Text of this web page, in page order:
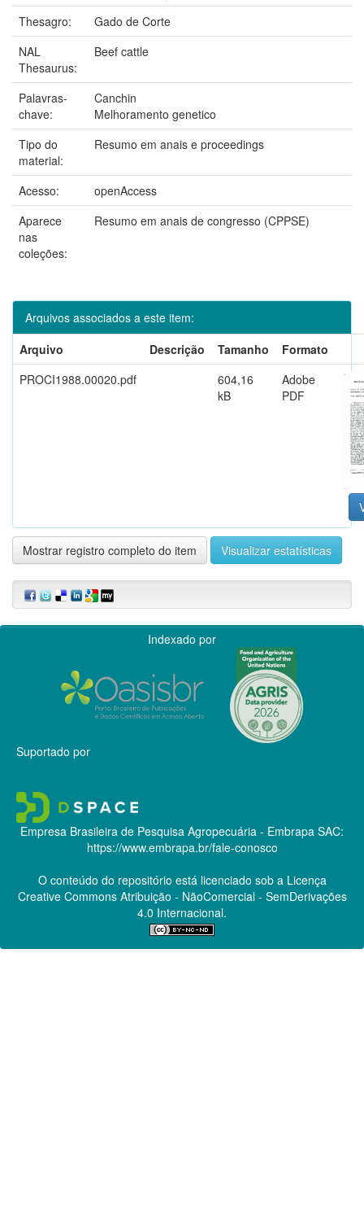
Thesagro:
Gado de Corte
NAL
Thesaurus:
Beef cattle
Palavras-
chave:
Canchin
Melhoramento genetico
Tipo do
material:
Resumo em anais e proceedings
Acesso:
openAccess
Aparece
nas
coleções:
Resumo em anais de congresso (CPPSE)
Arquivos associados a este item:
Arquivo
Descrição Tamanho
Formato
PROCI1988.00020.pdf
604,16
kB
Adobe
PDF
Mostrar registro completo do item Visualizar estatísticas
Indexado por
Suportado por
Empresa Brasileira de Pesquisa Agropecuária - Embrapa SAC:
https://www.embrapa.br/fale-conosco
O conteúdo do repositório está licenciado sob a Licença
Creative CommonsAtribuição - NãoComercial - SemDerivações
4.0 Internacional.